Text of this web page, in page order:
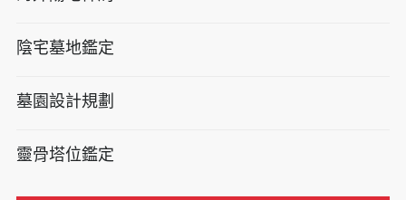
陰宅墓地鑑定
墓園設計規劃
靈骨塔位鑑定